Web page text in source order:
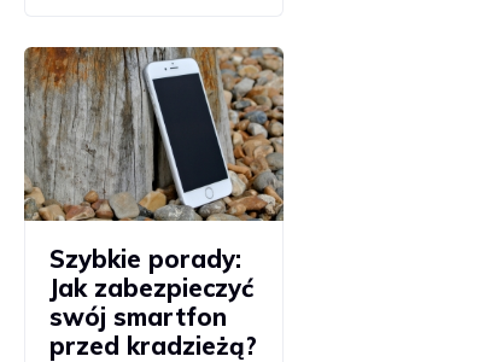
Szybkie porady:
Jak zabezpieczyć
swój smartfon
przed kradzieżą?